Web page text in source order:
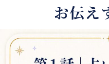
お伝え